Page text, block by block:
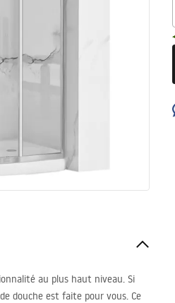
au plus haut niveau. Si
douche est faite pour vous. Ce